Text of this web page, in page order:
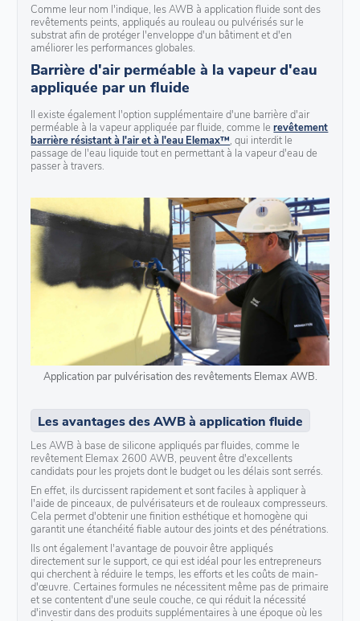
Comme leur nom l'indique, les AWB à application fluide sont des
revêtements peints, appliqués au rouleau ou pulvérisés sur le
substrat afin de protéger l'enveloppe d'un bâtiment et d'en
améliorer les performances globales.
Barrière d'air perméable à la vapeur d'eau
appliquée par un fluide
Il existe également l'option supplémentaire d'une barrière d'air
perméable à la vapeur appliquée par fluide, comme lerevêtement
barrière résistant à l'air et à l'eau Elemax™ , qui interdit le
passage de l'eau liquide tout en permettant à la vapeur d'eau de
passer à travers.
Application par pulvérisation des revêtements Elemax AWB.
Les avantages des AWB à application fluide
Les AWB à base de silicone appliqués par fluides, comme le
revêtement Elemax 2600 AWB, peuvent être d'excellents
candidats pour les projets dont le budget ou les délais sont serrés.
En effet, ils durcissent rapidement et sont faciles à appliquer à
l'aide de pinceaux, de pulvérisateurs et de rouleaux compresseurs.
Cela permet d'obtenir une finition esthétique et homogène qui
garantit une étanchéité fiable autour des joints et des pénétrations.
Ils ont également l'avantage de pouvoir être appliqués
directement sur le support, ce qui est idéal pour les entrepreneurs
qui cherchent à réduire le temps, les efforts et les coûts de main-
d'œuvre. Certaines formules ne nécessitent même pas de primaire
et se contentent d'une seule couche, ce qui réduit la nécessité
d'investir dans des produits supplémentaires à une époque où les